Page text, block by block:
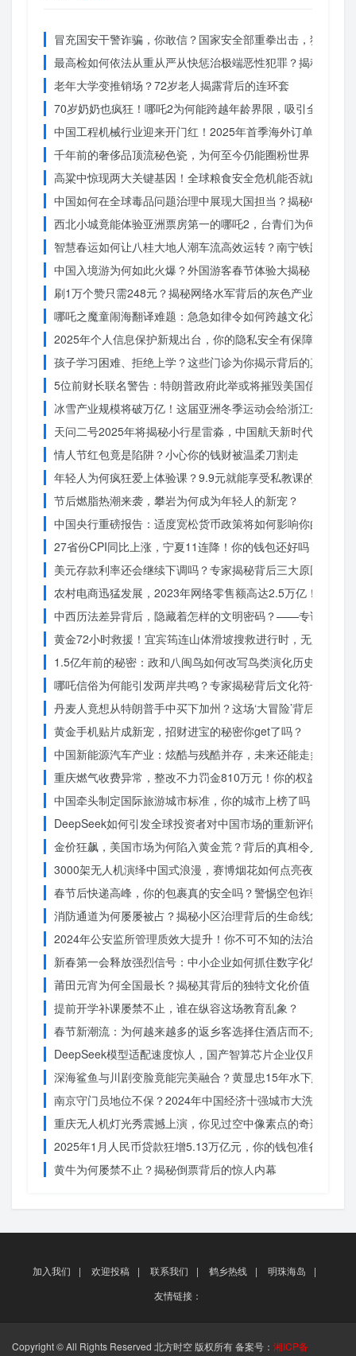
冒充国安干警诈骗，你敢信？国家安全部重拳出击，犯罪团
最高检如何依法从重从严从快惩治极端恶性犯罪？揭秘重大
老年大学变推销场？72岁老人揭露背后的连环套
70岁奶奶也疯狂！哪吒2为何能跨越年龄界限，吸引全民观影
中国工程机械行业迎来开门红！2025年首季海外订单激增，
千年前的奢侈品顶流秘色瓷，为何至今仍能圈粉世界？揭秘
高粱中惊现两大关键基因！全球粮食安全危机能否就此终结？
中国如何在全球毒品问题治理中展现大国担当？揭秘中国方
西北小城竟能体验亚洲票房第一的哪吒2，台青们为何如此惊
智慧春运如何让八桂大地人潮车流高效运转？南宁铁路枢纽
中国入境游为何如此火爆？外国游客春节体验大揭秘
刷1万个赞只需248元？揭秘网络水军背后的灰色产业链
哪吒之魔童闹海翻译难题：急急如律令如何跨越文化鸿沟？
2025年个人信息保护新规出台，你的隐私安全有保障了吗？
孩子学习困难、拒绝上学？这些门诊为你揭示背后的真相
5位前财长联名警告：特朗普政府此举或将摧毁美国信誉？
冰雪产业规模将破万亿！这届亚洲冬季运动会给浙江企业带
天问二号2025年将揭秘小行星雷淼，中国航天新时代即将开
情人节红包竟是陷阱？小心你的钱财被温柔刀割走
年轻人为何疯狂爱上体验课？9.9元就能享受私教课的秘密
节后燃脂热潮来袭，攀岩为何成为年轻人的新宠？
中国央行重磅报告：适度宽松货币政策将如何影响你的消费？
27省份CPI同比上涨，宁夏11连降！你的钱包还好吗？
美元存款利率还会继续下调吗？专家揭秘背后三大原因
农村电商迅猛发展，2023年网络零售额高达2.5万亿！你还在
中西历法差异背后，隐藏着怎样的文明密码？——专访南京
黄金72小时救援！宜宾筠连山体滑坡搜救进行时，无人机遥
1.5亿年前的秘密：政和八闽鸟如何改写鸟类演化历史？
哪吒信俗为何能引发两岸共鸣？专家揭秘背后文化符号的力量
丹麦人竟想从特朗普手中买下加州？这场‘大冒险’背后藏着什
黄金手机贴片成新宠，招财进宝的秘密你get了吗？
中国新能源汽车产业：炫酷与残酷并存，未来还能走多远？
重庆燃气收费异常，整改不力罚金810万元！你的权益被侵犯
中国牵头制定国际旅游城市标准，你的城市上榜了吗？
DeepSeek如何引发全球投资者对中国市场的重新评估？
金价狂飙，美国市场为何陷入黄金荒？背后的真相令人
3000架无人机演绎中国式浪漫，赛博烟花如何点亮夜空？
春节后快递高峰，你的包裹真的安全吗？警惕空包诈骗
消防通道为何屡屡被占？揭秘小区治理背后的生命线危机
2024年公安监所管理质效大提升！你不可不知的法治文明新
新春第一会释放强烈信号：中小企业如何抓住数字化转型的
莆田元宵为何全国最长？揭秘其背后的独特文化价值
提前开学补课屡禁不止，谁在纵容这场教育乱象？
春节新潮流：为何越来越多的返乡客选择住酒店而不是家里？
DeepSeek模型适配速度惊人，国产智算芯片企业仅用一周
深海鲨鱼与川剧变脸竟能完美融合？黄显忠15年水下默剧惊
南京守门员地位不保？2024年中国经济十强城市大洗牌
重庆无人机灯光秀震撼上演，你见过空中像素点的奇迹吗？
2025年1月人民币贷款狂增5.13万亿元，你的钱包准备好了吗
黄牛为何屡禁不止？揭秘倒票背后的惊人内幕
加入我们 | 欢迎投稿 | 联系我们 | 鹤乡热线 | 明珠海岛
|
友情链接：
Copyright © All Rights Reserved 北方时空 版权所有 备案号： 湘ICP备